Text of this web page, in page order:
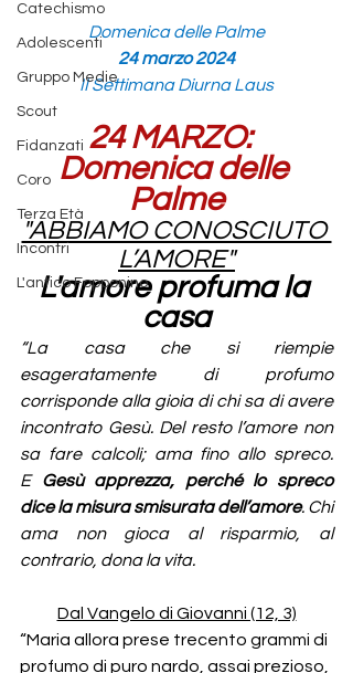
Catechismo
Adolescenti
Gruppo Medie
Scout
Fidanzati
Coro
Terza Età
Incontri
L'antico Fopponino
Domenica delle Palme
24 marzo 2024
II Settimana Diurna Laus
24 MARZO:
Domenica delle
Palme
"ABBIAMO CONOSCIUTO
L’AMORE"
L'amore profuma la
casa
“La casa che si riempie
esageratamente di profumo
corrisponde alla gioia di chi sa di avere
incontrato Gesù. Del resto l’amore non
sa fare calcoli; ama fino allo spreco.
E
Gesù apprezza, perché lo spreco
dice la misura smisurata dell’amore. Chi
ama non gioca al risparmio, al
contrario, dona la vita.
Dal Vangelo di Giovanni (12, 3)
“Maria allora prese trecento grammi di
profumo di puro nardo, assai prezioso,